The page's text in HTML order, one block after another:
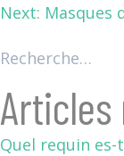
Next: Masques
Quel requin es-